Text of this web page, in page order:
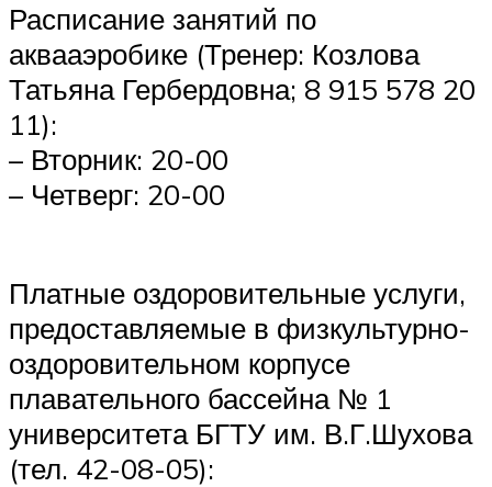
Расписание занятий по
аквааэробике (Тренер: Козлова
Татьяна Гербердовна; 8 915 578 20
11):
– Вторник: 20-00
– Четверг: 20-00
Платные оздоровительные услуги,
предоставляемые в физкультурно-
оздоровительном корпусе
плавательного бассейна № 1
университета БГТУ им. В.Г.Шухова
(тел. 42-08-05):